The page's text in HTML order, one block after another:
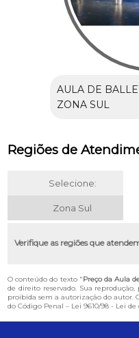
AULA DE
ZONA SUL
Regiões de
Selecione:
Zona Sul
Verifique as regiões que
O conteúdo do texto "Preço da Aula
de direito reservado. Sua
proibida sem a autorização do autor.
do Código Penal – Lei 9610/98 - Lei